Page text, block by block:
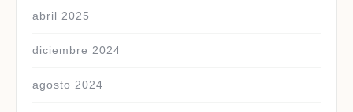
abril 2025
diciembre 2024
agosto 2024